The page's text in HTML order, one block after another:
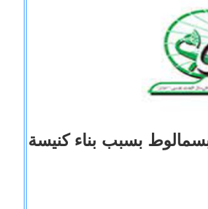
بسبب بناء كنيسة